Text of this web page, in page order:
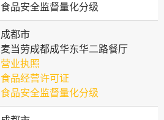
食品安全监督量化分级
成都市
麦当劳成都成华东华二路餐厅
营业执照
食品经营许可证
食品安全监督量化分级